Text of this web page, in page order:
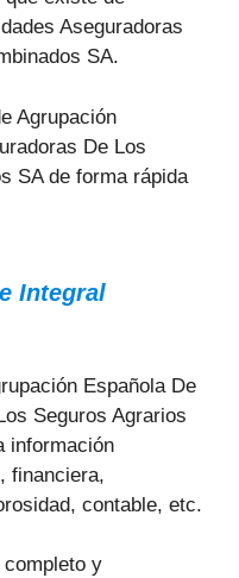
Aseguradoras
SA.
Agrupación
De Los
SA de forma rápida
Integral
Española De
Seguros Agrarios
información
financiera,
contable, etc.
y